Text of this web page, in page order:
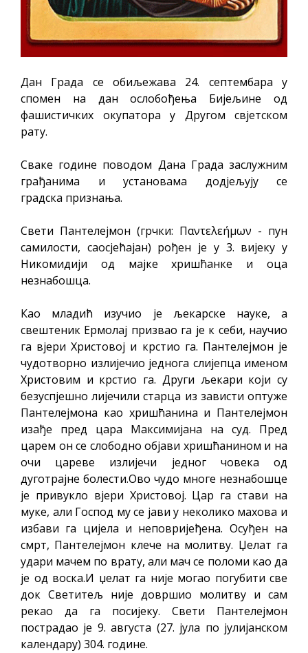
Дан Града се обиљежава 24. септембара у
спомен на дан ослобођења Бијељине од
фашистичких окупатора у Другом свјетском
рату.
Сваке године поводом Дана Града заслужним
грађанимa и установама додјељују се
градска признања.
Свети Пантелејмон (грчки: Παντελεήμων - пун
самилости, саосјећајан) рођен је у 3. вијеку у
Никомидији од мајке хришћанке и оца
незнабошца.
Као младић изучио је љекарске науке, а
свештеник Ермолај призвао га је к себи, научио
га вјери Христовој и крстио га. Пантелејмон је
чудотворно излијечио једнога слијепца именом
Христовим и крстио га. Други љекари који су
безуспјешно лијечили старца из зависти оптуже
Пантелејмона као хришћанина и Пантелејмон
изађе пред цара Максимијана на суд. Пред
царем он се слободно објави хришћанином и на
очи цареве излијечи једног човека од
дуготрајне болести.Ово чудо многе незнабошце
је привукло вјери Христовој. Цар га стави на
муке, али Господ му се јави у неколико махова и
избави га цијела и неповријеђена. Осуђен на
смрт, Пантелејмон клече на молитву. Џелат га
удари мачем по врату, али мач се поломи као да
је од воска.И џелат га није могао погубити све
док Светитељ није довршио молитву и сам
рекао да га посијеку. Свети Пантелејмон
пострадао је 9. августа (27. јула по јулијанском
календару) 304. године.